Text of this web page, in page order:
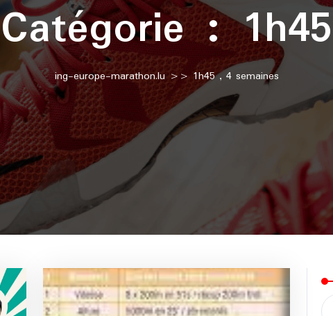
Catégorie :1h45
ing-europe-marathon.lu>> 1h45,4 semaines